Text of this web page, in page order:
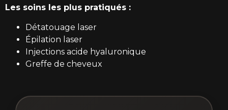
Les soins les plus pratiqués :
Détatouage laser
Épilation laser
Injections acide hyaluronique
Greffe de cheveux